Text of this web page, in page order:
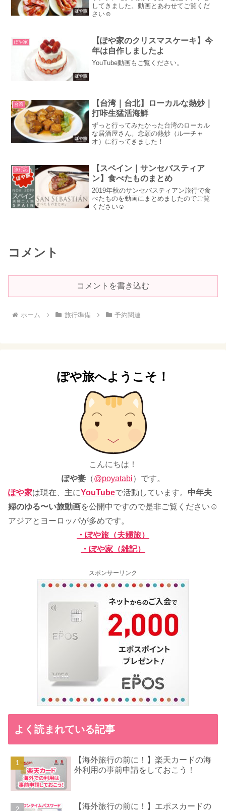
してきました。動画とあわせてご覧くだ
さい☺
ぽや家
【ぽや家のクリスマスケーキ】今
年は自作しましたよ
YouTube動画もご覧ください。
台湾
【台湾｜台北】ローカルな熱炒｜
打咔生猛活海鮮
ずっと行ってみたかった台湾のローカル
な居酒屋さん。念願の熱炒（ルーチャ
オ）に行ってきました！
旅行記
【スペイン｜サンセバスティア
ン】食べたものまとめ
2019年秋のサンセバスティアン旅行で食
べたものを動画にまとめましたのでご覧
ください☺
コメント
コメントを書き込む
ホーム 旅行準備 予約関連
ぽや旅へようこそ！
こんにちは！
ぽや妻（@poyatabi）です。
ぽや家は現在、主にYouTubeで活動しています。 中年夫
婦のゆる〜い旅動画を公開中ですので是非ご覧ください☺
アジアとヨーロッパが多めです。
・ぽや旅（夫婦旅）
・ぽや家（雑記）
スポンサーリンク
よく読まれている記事
【海外旅行の前に！】楽天カードの海
外利用の事前申請をしておこう！
【海外旅行の前に！】エポスカードの